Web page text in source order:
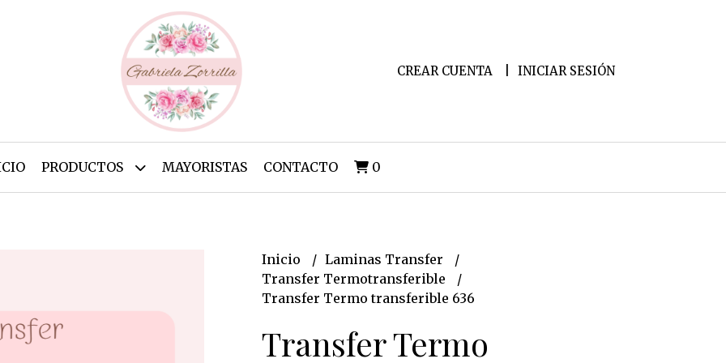
CREAR CUENTA INICIAR SESIÓN
PRODUCTOS MAYORISTAS CONTACTO 0
Inicio
Laminas Transfer
Transfer Termotransferible
Transfer Termo transferible 636
Transfer Termo